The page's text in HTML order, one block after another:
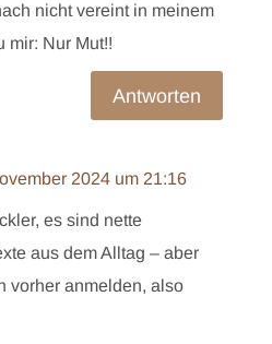
nicht vereint in meinem
mir: Nur Mut!!
Antworten
2024 um 21:16
es sind nette
aus dem Alltag – aber
vorher anmelden, also